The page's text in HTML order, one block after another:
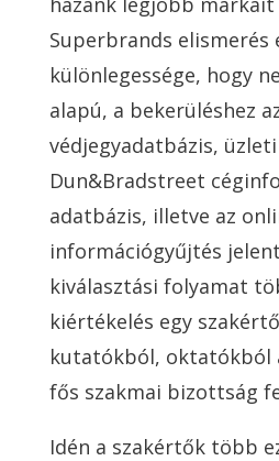
Superbrands elismerés
különlegessége, hogy
alapú, a bekerüléshez
védjegyadatbázis,
Dun&Bradstreet
adatbázis, illetve az
információgyűjtés
kiválasztási folyamat
kiértékelés egy
kutatókból, oktatókból
fős szakmai bizottság
Idén a szakértők több